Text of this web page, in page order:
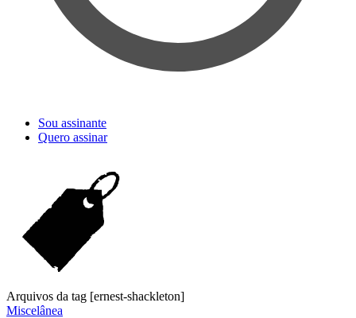
Sou assinante
Quero assinar
Arquivos da tag [ernest-shackleton]
Miscelânea